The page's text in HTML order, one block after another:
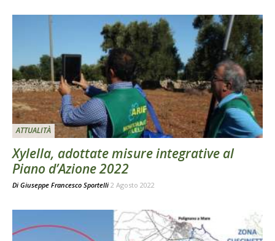
ATTUALITÀ
Xylella, adottate misure integrative al
Piano d’Azione 2022
Di Giuseppe Francesco Sportelli 2 Agosto 2022